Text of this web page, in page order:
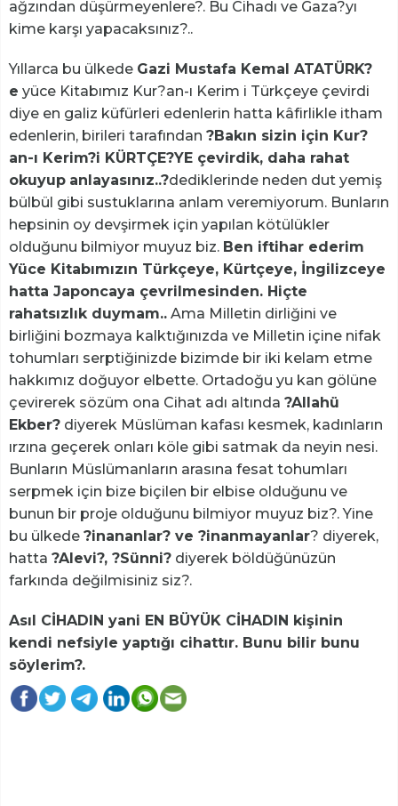
ağzından düşürmeyenlere?. Bu Cihadı ve Gaza?yı
kime karşı yapacaksınız?..
Yıllarca bu ülkede Gazi Mustafa Kemal ATATÜRK?
e yüce Kitabımız Kur?an-ı Kerim i Türkçeye çevirdi
diye en galiz küfürleri edenlerin hatta kâfirlikle itham
edenlerin, birileri tarafından ?Bakın sizin için Kur?
an-ı Kerim?i KÜRTÇE?YE çevirdik, daha rahat
okuyup anlayasınız..?dediklerinde neden dut yemiş
bülbül gibi sustuklarına anlam veremiyorum. Bunların
hepsinin oy devşirmek için yapılan kötülükler
olduğunu bilmiyor muyuz biz. Ben iftihar ederim
Yüce Kitabımızın Türkçeye, Kürtçeye, İngilizceye
hatta Japoncaya çevrilmesinden. Hiçte
rahatsızlık duymam.. Ama Milletin dirliğini ve
birliğini bozmaya kalktığınızda ve Milletin içine nifak
tohumları serptiğinizde bizimde bir iki kelam etme
hakkımız doğuyor elbette. Ortadoğu yu kan gölüne
çevirerek sözüm ona Cihat adı altında ?Allahü
Ekber? diyerek Müslüman kafası kesmek, kadınların
ırzına geçerek onları köle gibi satmak da neyin nesi.
Bunların Müslümanların arasına fesat tohumları
serpmek için bize biçilen bir elbise olduğunu ve
bunun bir proje olduğunu bilmiyor muyuz biz?. Yine
bu ülkede ?inananlar? ve ?inanmayanlar? diyerek,
hatta ?Alevi?, ?Sünni? diyerek böldüğünüzün
farkında değilmisiniz siz?.
Asıl CİHADIN yani EN BÜYÜK CİHADIN kişinin
kendi nefsiyle yaptığı cihattır. Bunu bilir bunu
söylerim?.